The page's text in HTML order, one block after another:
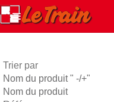
Trier par
Nom du produit " -/+"
Nom du produit